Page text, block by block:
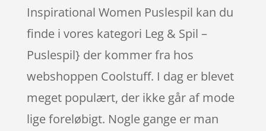
Inspirational Women Puslespil kan du
finde i vores kategori Leg & Spil –
Puslespil} der kommer fra hos
webshoppen Coolstuff. I dag er blevet
meget populært, der ikke går af mode
lige foreløbigt. Nogle gange er man